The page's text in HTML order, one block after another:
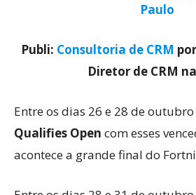
Paulo
Publi: Consultoria de CRM
Diretor de CRM
Entre os dias 26 e 28 de
Qualifies Open com esses
acontece a grande final do